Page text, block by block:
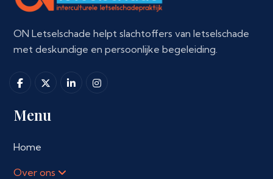
ON Letselschade helpt slachtoffers van letselschade
met deskundige en persoonlijke begeleiding.
Menu
Home
Over ons